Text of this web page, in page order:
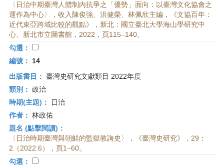
〈日治中期臺灣人體制內抗爭之「優勢」面向：以臺灣文化協會之
運作為中心〉，收入陳俊強、洪健榮、林佩欣主編，《文協百年：
近代東亞跨域比較的觀點》，新北：國立臺北大學海山學研究中
心、新北市立圖書館，2022，頁115–140。
勾選：
編號：
14
出版書目： 臺灣史研究文獻類目 2022年度
類別： 政治
時期(主題)：
日治
作者： 林政佑
題名 (點擊閱讀)：
〈日治時期臺灣與朝鮮的監獄教誨史〉，《臺灣史研究》，29：
2（2022.6），頁1–60。
勾選：